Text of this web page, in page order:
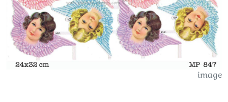
image